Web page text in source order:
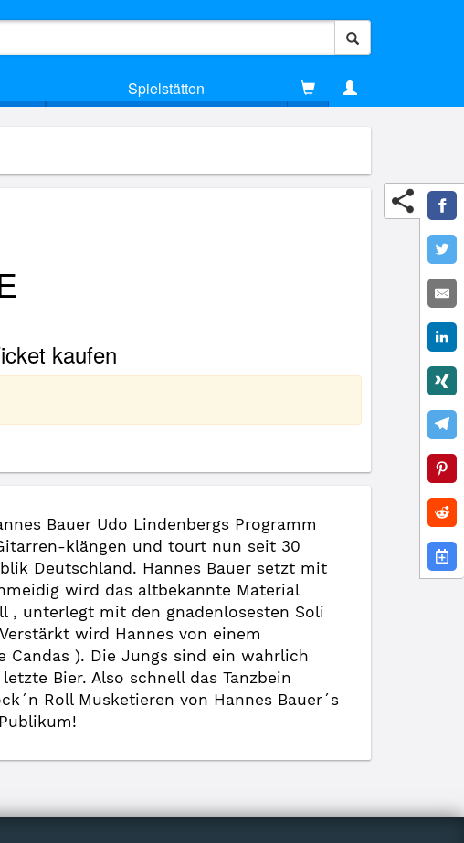
Spielstätten
kaufen
Bauer Udo Lindenbergs Programm
klängen und tourt nun seit 30
Deutschland. Hannes Bauer setzt mit
wird das altbekannte Material
, unterlegt mit den gnadenlosesten Soli
wird Hannes von einem
Candas ). Die Jungs sind ein wahrlich
Bier. Also schnell das Tanzbein
Roll Musketieren von Hannes Bauer´s